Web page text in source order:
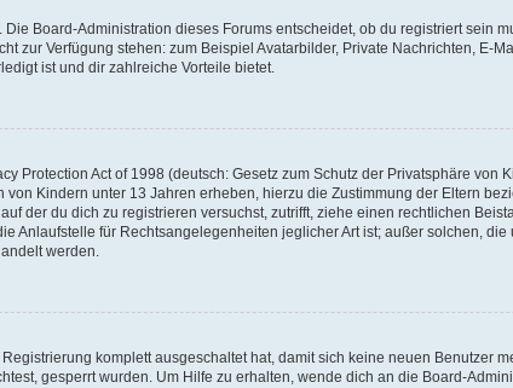
Board-Administration dieses Forums entscheidet, ob du registriert sein
zur Verfügung stehen: zum Beispiel Avatarbilder, Private Nachrichten, E-
ist und dir zahlreiche Vorteile bietet.
Protection Act of 1998 (deutsch: Gesetz zum Schutz der Privatsphäre
Kindern unter 13 Jahren erheben, hierzu die Zustimmung der Eltern
der du dich zu registrieren versuchst, zutrifft, ziehe einen rechtlichen
Anlaufstelle für Rechtsangelegenheiten jeglicher Art ist; außer solchen,
werden.
komplett ausgeschaltet hat, damit sich keine neuen Benutzer
gesperrt wurden. Um Hilfe zu erhalten, wende dich an die Board-